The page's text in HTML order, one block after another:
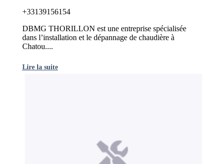
+33139156154
DBMG THORILLON est une entreprise spécialisée
dans l’installation et le dépannage de chaudière à
Chatou....
Lire la suite